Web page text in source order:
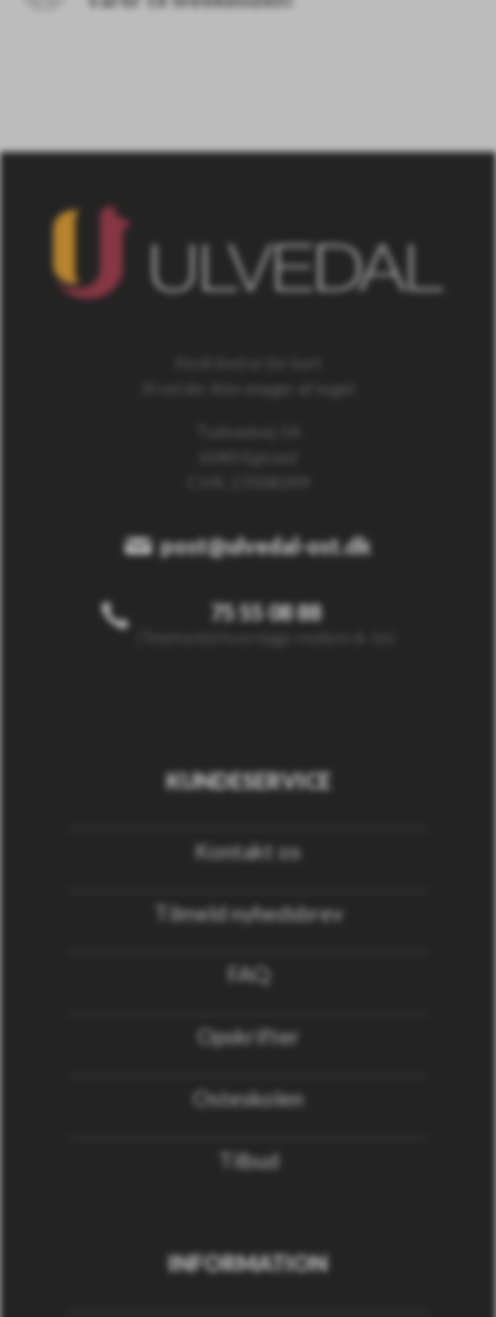
post@ulvedal-ost.dk
75 55 08 88
KUNDESERVICE
Kontakt os
Tilmeld nyhedsbrev
FAQ
Opskrifter
Osteskolen
Tilbud
INFORMATION